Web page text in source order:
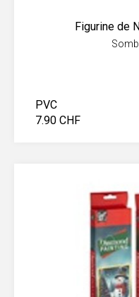
Figurine de
PVC
7.90 CHF